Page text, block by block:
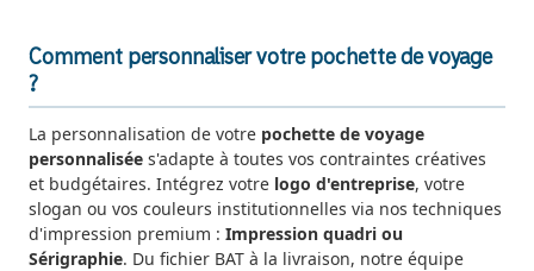
Comment personnaliser votre pochette de voyage
?
La personnalisation de votre pochette de voyage
personnalisée s'adapte à toutes vos contraintes créatives
et budgétaires. Intégrez votre logo d'entreprise, votre
slogan ou vos couleurs institutionnelles via nos techniques
d'impression premium : Impression quadri ou
Sérigraphie. Du fichier BAT à la livraison, notre équipe